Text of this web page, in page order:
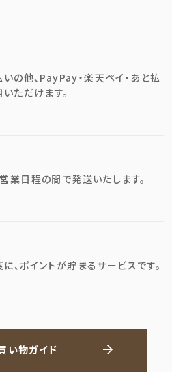
いの他、PayPay・楽天ペイ・あと払
ただけます。
業日程の間で発送いたします。
、ポイントが貯まるサービスです。
い物ガイド